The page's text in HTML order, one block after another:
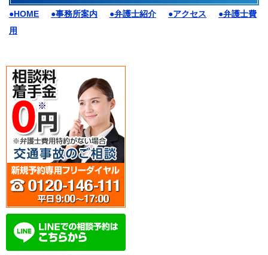
●HOME ●事務所案内 ●弁護士紹介 ●アクセス
●弁護士費
用